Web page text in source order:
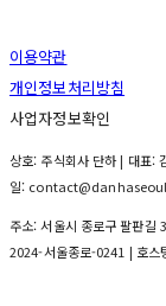
이용약관
개인정보처리방침
사업자정보확인
상호: 주식회사 단하 | 대표:
일:
주소: 서울시 종로구 팔판
2024-서울종로-0241 | 호스